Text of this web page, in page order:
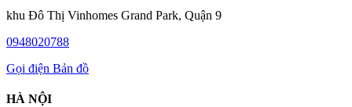
khu Đô Thị Vinhomes Grand Park, Quận 9
0948020788
Gọi điện Bản đồ
HÀ NỘI